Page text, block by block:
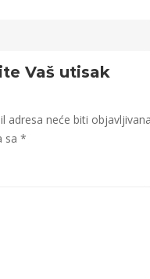
Vaš utisak
adresa neće biti
sa *